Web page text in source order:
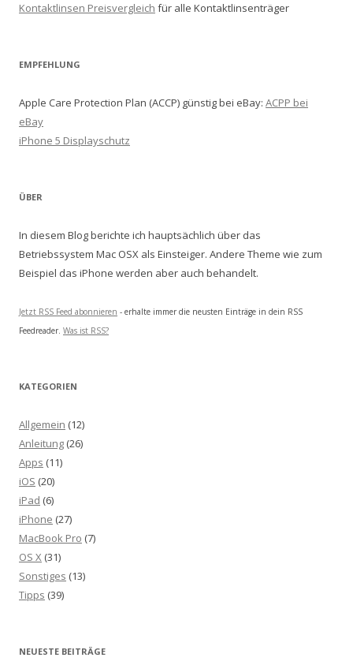
Kontaktlinsen Preisvergleich für alle Kontaktlinsenträger
EMPFEHLUNG
Apple Care Protection Plan (ACCP) günstig bei eBay: ACPP bei
eBay
iPhone 5 Displayschutz
ÜBER
In diesem Blog berichte ich hauptsächlich über das
Betriebssystem Mac OSX als Einsteiger. Andere Theme wie zum
Beispiel das iPhone werden aber auch behandelt.
Jetzt RSS Feed abonnieren - erhalte immer die neusten Einträge in dein RSS
Feedreader. Was ist RSS?
KATEGORIEN
Allgemein (12)
Anleitung (26)
Apps (11)
iOS (20)
iPad (6)
iPhone (27)
MacBook Pro (7)
OS X (31)
Sonstiges (13)
Tipps (39)
NEUESTE BEITRÄGE